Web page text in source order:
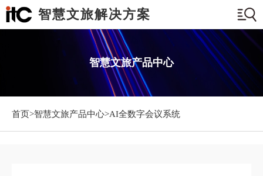
智慧文旅解决方案
智慧文旅产品中心
首页>智慧文旅产品中心>AI全数字会议系统